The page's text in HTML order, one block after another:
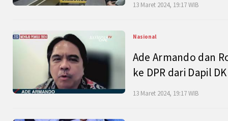
13 Maret 2024, 19:17 WIB
Nasional
Ade Armando dan
ke DPR dari Dapil
13 Maret 2024, 19:17 WIB